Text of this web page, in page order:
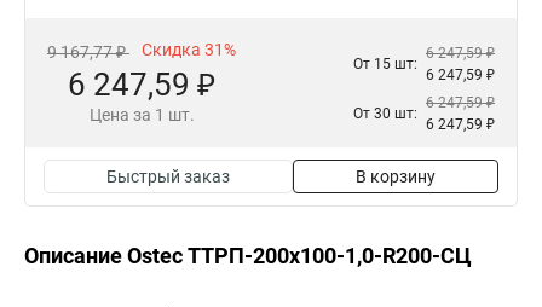
9 167,77 ₽ Скидка 31%
6 247,59 ₽
Цена за 1 шт.
От 15 шт:
6 247,59 ₽
6 247,59 ₽
От 30 шт:
6 247,59 ₽
6 247,59 ₽
Быстрый заказ В корзину
Описание Ostec ТТРП-200х100-1,0-R200-СЦ